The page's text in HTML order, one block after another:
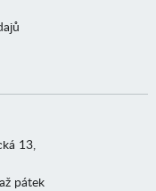
13,
pátek